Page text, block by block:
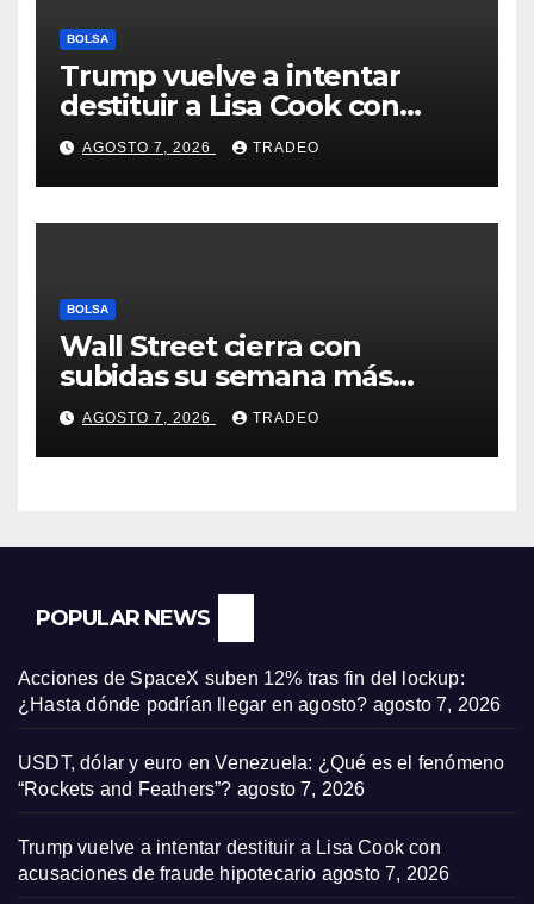
BOLSA
Trump vuelve a intentar
destituir a Lisa Cook con
acusaciones de fraude
hipotecario
AGOSTO 7, 2026 TRADEO
BOLSA
Wall Street cierra con
subidas su semana más
alcista desde abril
AGOSTO 7, 2026 TRADEO
POPULAR NEWS
Acciones de SpaceX suben 12% tras fin del lockup:
¿Hasta dónde podrían llegar en agosto? agosto 7, 2026
USDT, dólar y euro en Venezuela: ¿Qué es el fenómeno
“Rockets and Feathers”? agosto 7, 2026
Trump vuelve a intentar destituir a Lisa Cook con
acusaciones de fraude hipotecario agosto 7, 2026